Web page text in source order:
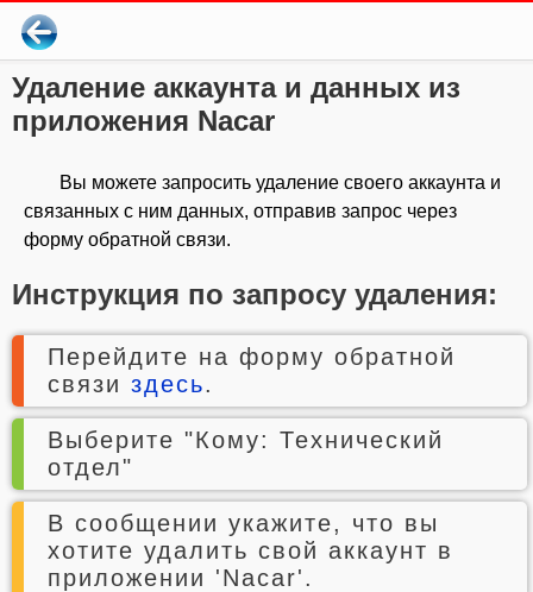
Удаление аккаунта и данных из
приложения Nacar
Вы можете запросить удаление своего аккаунта и
связанных с ним данных, отправив запрос через
форму обратной связи.
Инструкция по запросу удаления:
Перейдите на форму обратной
связи здесь.
Выберите "Кому: Технический
отдел"
В сообщении укажите, что вы
хотите удалить свой аккаунт в
приложении 'Nacar'.